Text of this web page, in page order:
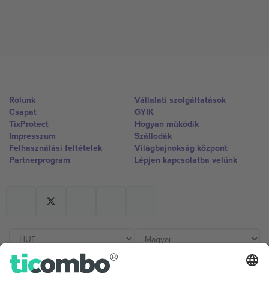
Rólunk
Csapat
TixProtect
Impresszum
Felhasználási feltételek
Partnerprogram
Vállalati szolgáltatások
GYIK
Hogyan működik
Szállodák
Világbajnokság központ
Lépjen kapcsolatba velünk